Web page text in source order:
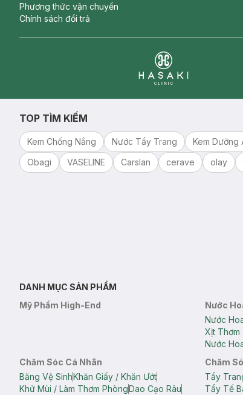
Phương thức vận chuyển
Chính sách đổi trả
TOP TÌM KIẾM
Kem Chống Nắng Nước Tẩy Trang Kem Dưỡng
Obagi
VASELINE Carslan cerave olay
DANH MỤC SẢN PHẨM
Mỹ Phẩm High-End
Nước
Nước
Xịt Thơm
Nước
Chăm Sóc Cá Nhân
Băng Vệ SinhKhăn Giấy / Khăn Ướt
Khử Mùi / Làm Thơm PhòngDao Cạo Râu
Chăm
Tẩy
Tẩy Tế